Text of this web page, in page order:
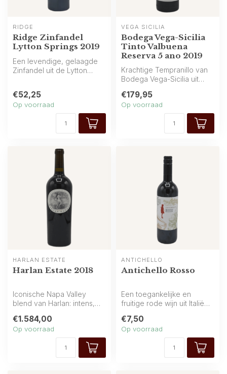
RIDGE
Ridge Zinfandel
Lytton Springs 2019
Een levendige, gelaagde
Zinfandel uit de Lytton
€52,25
Op voorraad
VEGA SICILIA
Bodega Vega-Sicilia
Tinto Valbuena
Reserva 5 ano 2019
Krachtige Tempranillo van
Bodega Vega-Sicilia uit
kruid...
€179,95
Op voorraad
HARLAN ESTATE
Harlan Estate 2018
Iconische Napa Valley
blend van Harlan: intens,
cassi...
€1.584,00
Op voorraad
ANTICHELLO
Antichello Rosso
Een toegankelijke en
fruitige rode wijn uit Italië
van rod...
€7,50
Op voorraad